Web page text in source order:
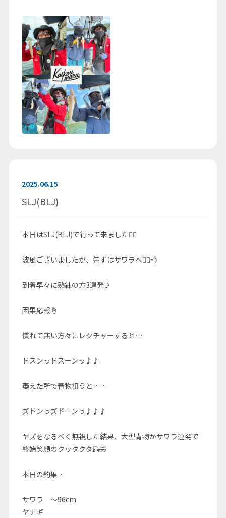
2025.06.15
SLJ(BLJ)
本日はSLJ(BLJ)で行って来ました🚣‍♀️
波風ございましたが、先ずはサワラへ🚣‍♀️💨
到着早々に熟練の方3連発♪
因果応報☝️
慣れて無い方々にレクチャーすると…
ドスンっドスーンっ♪♪
萎えた所で青物狙うと……
ズドンっズドーンっ♪♪♪
ヤズをなるべく無視した結果、大型青物かサワラ連発で
終始笑顔のクッタクタ🎣🤣
本日の釣果…
サワラ 〜96cm
ヤナギ